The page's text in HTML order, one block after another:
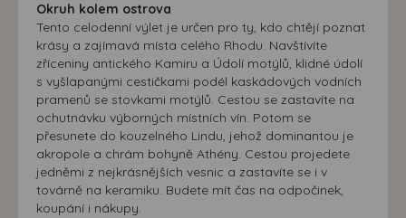
Okruh kolem ostrova
Tento celodenní výlet je určen pro ty, kdo chtějí poznat
krásy a zajímavá místa celého Rhodu. Navštívíte
zříceniny antického Kamiru a Údolí motýlů, klidné údolí
s vyšlapanými cestičkami podél kaskádových vodních
pramenů se stovkami motýlů. Cestou se zastavíte na
ochutnávku výborných místních vín. Potom se
přesunete do kouzelného Lindu, jehož dominantou je
akropole a chrám bohyně Athény. Cestou projedete
jedněmi z nejkrásnějších vesnic a zastavíte se i v
továrně na keramiku. Budete mít čas na odpočinek,
koupání i nákupy.